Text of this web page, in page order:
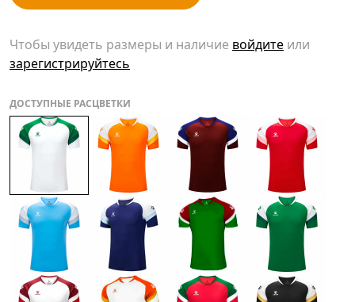
Чтобы увидеть размеры и наличие войдите или
зарегистрируйтесь
ДОСТУПНЫЕ РАСЦВЕТКИ